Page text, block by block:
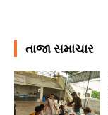
તાજા સમાચાર